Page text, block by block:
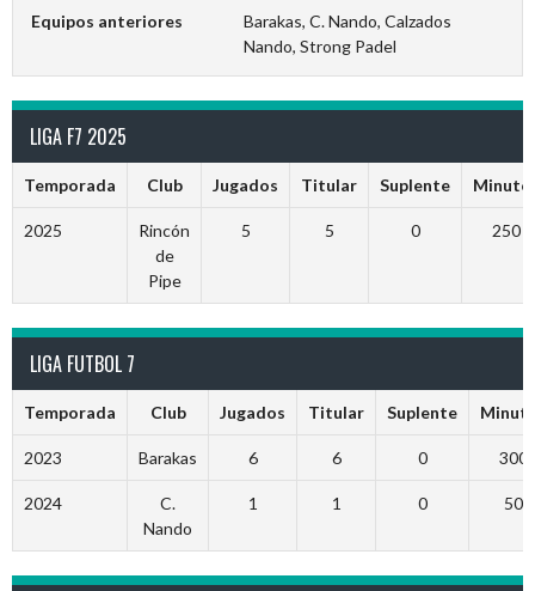
Equipos anteriores
Barakas, C. Nando, Calzados
Nando, Strong Padel
LIGA F7 2025
Temporada Club Jugados Titular Suplente
2025
Rincón
de
Pipe
5 5 0 250
LIGA FUTBOL 7
Temporada Club Jugados Titular Suplente
2023 Barakas 6 6 0 300
2024
C.
Nando
1 1 0 50